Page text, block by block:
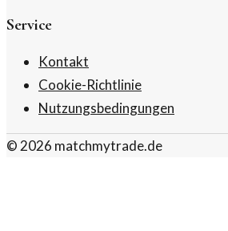
Service
Kontakt
Cookie-Richtlinie
Nutzungsbedingungen
© 2026 matchmytrade.de